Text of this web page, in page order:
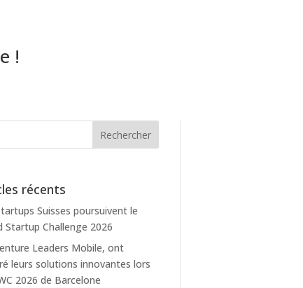
!
récents
Suisses poursuivent le
Startup Challenge 2026
Leaders Mobile, ont
leurs solutions innovantes lors
2026 de Barcelone